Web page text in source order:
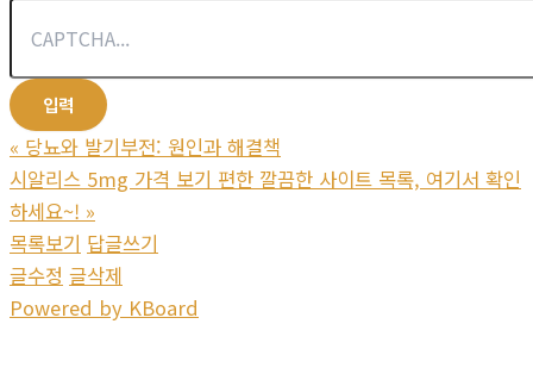
« 당뇨와 발기부전: 원인과 해결책
시알리스 5mg 가격 보기 편한 깔끔한 사이트 목록, 여기서 확인
하세요~! »
목록보기 답글쓰기
글수정 글삭제
Powered by KBoard